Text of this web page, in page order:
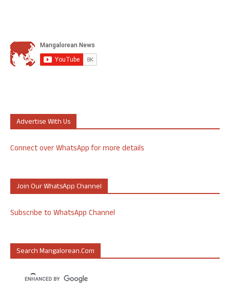
Advertise With Us
Connect over WhatsApp for more details
Join Our WhatsApp Channel
Subscribe to WhatsApp Channel
Search Mangalorean.com